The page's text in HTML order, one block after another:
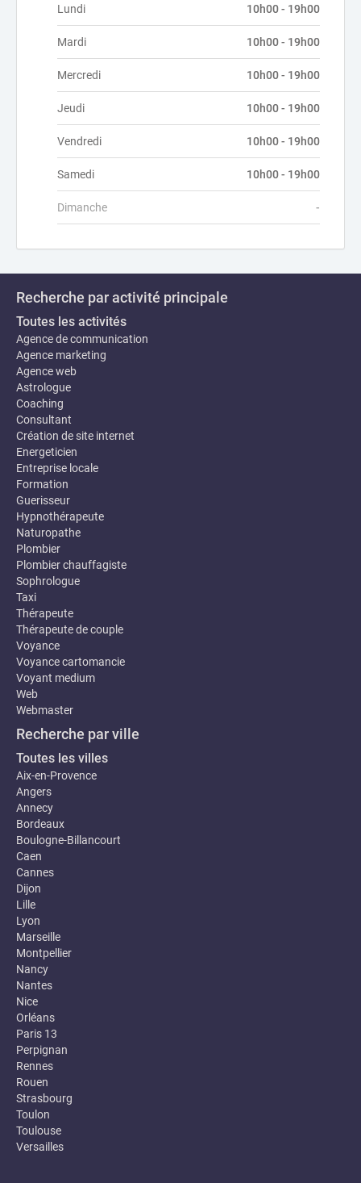
Lundi 10h00 - 19h00
Mardi 10h00 - 19h00
Mercredi 10h00 - 19h00
Jeudi 10h00 - 19h00
Vendredi 10h00 - 19h00
Samedi 10h00 - 19h00
Dimanche -
Recherche par activité principale
Toutes les activités
Agence de communication
Agence marketing
Agence web
Astrologue
Coaching
Consultant
Création de site internet
Energeticien
Entreprise locale
Formation
Guerisseur
Hypnothérapeute
Naturopathe
Plombier
Plombier chauffagiste
Sophrologue
Taxi
Thérapeute
Thérapeute de couple
Voyance
Voyance cartomancie
Voyant medium
Web
Webmaster
Recherche par ville
Toutes les villes
Aix-en-Provence
Angers
Annecy
Bordeaux
Boulogne-Billancourt
Caen
Cannes
Dijon
Lille
Lyon
Marseille
Montpellier
Nancy
Nantes
Nice
Orléans
Paris 13
Perpignan
Rennes
Rouen
Strasbourg
Toulon
Toulouse
Versailles